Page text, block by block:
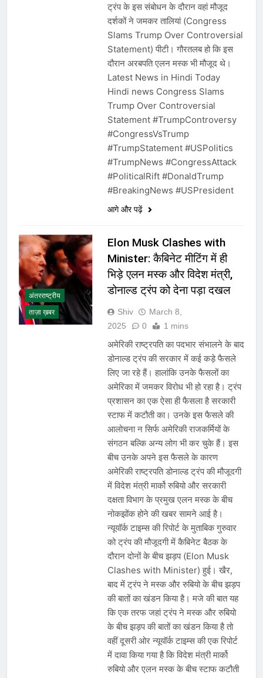
ट्रंप के इस संबोधन के दौरान वहां मौजूद
दर्शकों ने जमकर तालियां (Congress
Slams Trump Over Controversial
Statement) पीटी। गौरतलब हो कि इस
दौरान अरबपति एलन मस्क भी मौजूद थे।
Latest News in Hindi Today
Hindi news Congress Slams
Trump Over Controversial
Statement #TrumpControversy
#CongressVsTrump
#TrumpStatement #USPolitics
#TrumpNews #CongressAttack
#PoliticalRift #DonaldTrump
#BreakingNews #USPresident
आगे और पढ़ें
अंतरराष्ट्रीय
ताज़ा ख़बर
Elon Musk Clashes with
Minister: कैबिनेट मीटिंग में ही
भिड़े एलन मस्क और विदेश मंत्री,
डोनाल्ड ट्रंप को देना पड़ा दखल
Shiv
March 8,
2025
0 1 mins
अमेरिकी राष्ट्रपति का पदभार संभालने के बाद
डोनाल्ड ट्रंप की सरकार में कई कड़े फैसले
लिए जा रहे हैं। हालांकि उनके फैसलों का
अमेरिका में जमकर विरोध भी हो रहा है। ट्रंप
प्रशासन का एक ऐसा ही फैसला है सरकारी
स्टाफ में कटौती का। उनके इस फैसले की
आलोचना न सिर्फ अमेरिकी राजकर्मियों के
संगठन बल्कि अन्य लोग भी कर चुके हैं। इस
बीच उनके अपने इस फैसले के कारण
अमेरिकी राष्ट्रपति डोनाल्ड ट्रंप की मौजूदगी
में विदेश मंत्री मार्को रुबियो और सरकारी
दक्षता विभाग के प्रमुख एलन मस्क के बीच
नोकझोंक होने की खबर सामने आई है।
न्यूयॉर्क टाइम्स की रिपोर्ट के मुताबिक गुरुवार
को ट्रंप की मौजूदगी में कैबिनेट बैठक के
दौरान दोनों के बीच झड़प (Elon Musk
Clashes with Minister) हुई। खैर,
बाद में ट्रंप ने मस्क और रुबियो के बीच झड़प
की बातों का खंडन किया है। मजे की बात यह
कि एक तरफ जहां ट्रंप ने मस्क और रुबियो
के बीच झड़प की बातों का खंडन किया है तो
वहीं दूसरी ओर न्यूयॉर्क टाइम्स की एक रिपोर्ट
में दावा किया गया है कि विदेश मंत्री मार्को
रुबियो और एलन मस्क के बीच स्टाफ कटौती